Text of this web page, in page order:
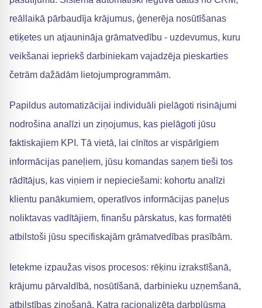
reāllaikā pārbaudīja krājumus, ģenerēja nosūtīšanas
etiķetes un atjaunināja grāmatvedību - uzdevumus, kuru
veikšanai iepriekš darbiniekam vajadzēja pieskarties
četrām dažādām lietojumprogrammām.
Papildus automatizācijai individuāli pielāgoti risinājumi
nodrošina analīzi un ziņojumus, kas pielāgoti jūsu
faktiskajiem KPI. Tā vietā, lai cīnītos ar vispārīgiem
informācijas paneļiem, jūsu komandas saņem tieši tos
rādītājus, kas viņiem ir nepieciešami: kohortu analīzi
klientu panākumiem, operatīvos informācijas paneļus
noliktavas vadītājiem, finanšu pārskatus, kas formatēti
atbilstoši jūsu specifiskajām grāmatvedības prasībām.
Ietekme izpaužas visos procesos: rēķinu izrakstīšanā,
krājumu pārvaldībā, nosūtīšanā, darbinieku uzņemšanā,
atbilstības ziņošanā. Katra racionalizēta darbplūsma